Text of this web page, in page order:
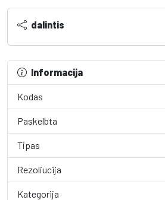
dalintis
Informacija
Kodas
Paskelbta
Tipas
Rezoliucija
Kategorija